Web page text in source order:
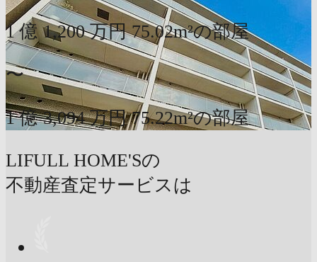
1 億 1,200 万円 75.02m²の部屋
〜
1 億 3,094 万円 75.22m²の部屋
LIFULL HOME'Sの
不動産査定サービスは